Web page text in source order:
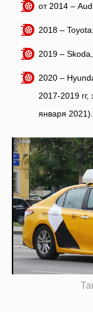
от 2014 –
2018 – Toyota;
2019 –
2020 –
2017-2019
января 2021).